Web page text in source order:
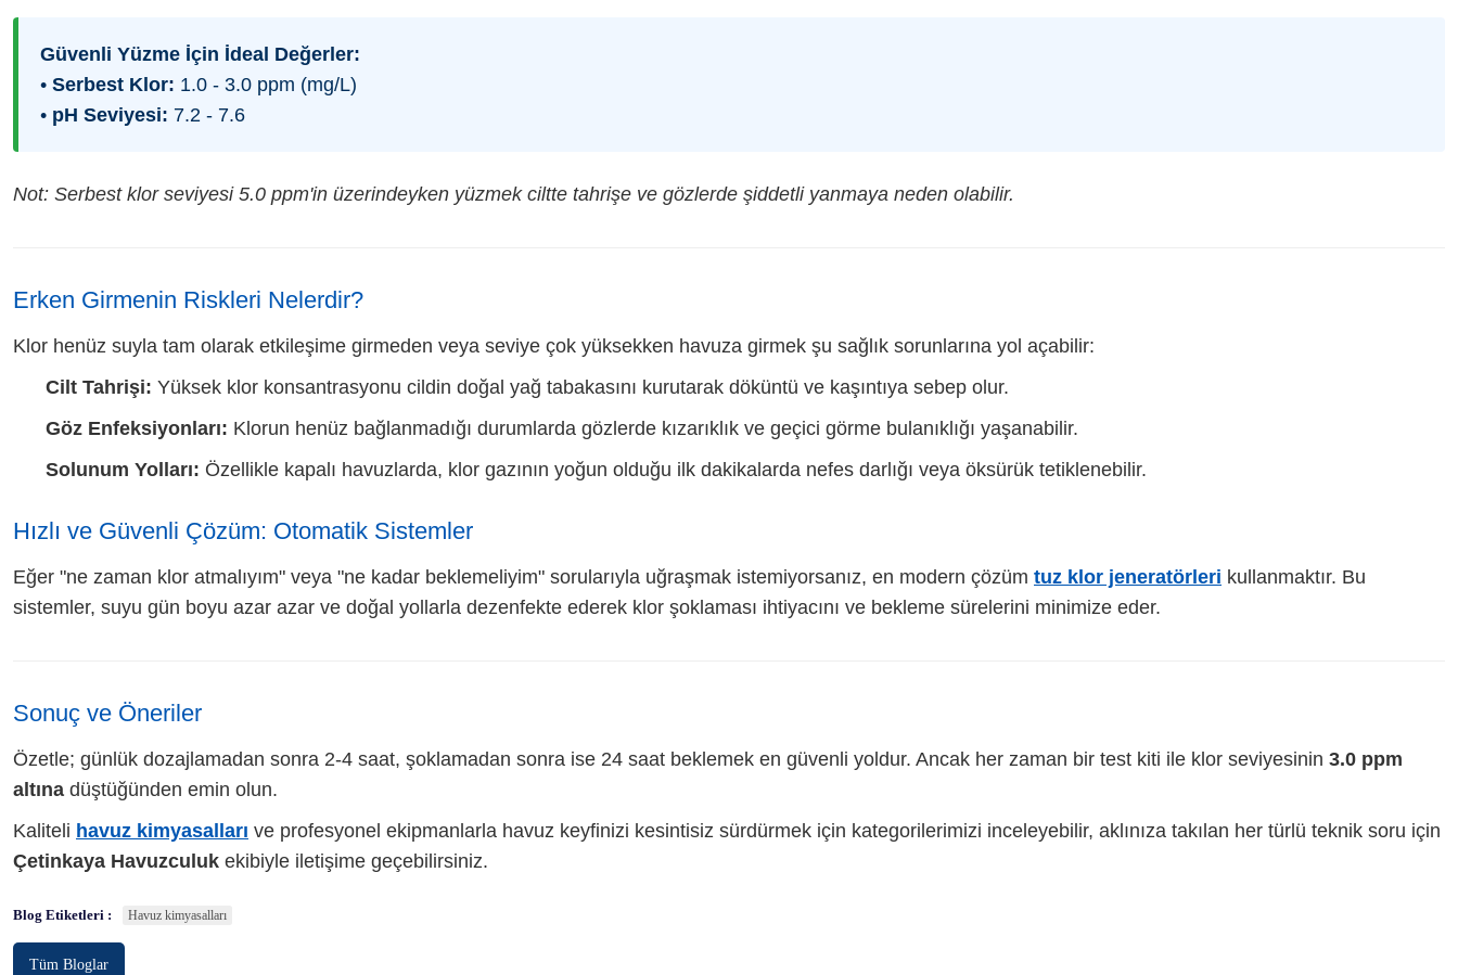
Güvenli Yüzme İçin İdeal Değerler:
• Serbest Klor: 1.0 - 3.0 ppm (mg/L)
• pH Seviyesi: 7.2 - 7.6
Not: Serbest klor seviyesi 5.0 ppm'in üzerindeyken yüzmek ciltte tahrişe ve gözlerde şiddetli yanmaya neden olabilir.
Erken Girmenin Riskleri Nelerdir?
Klor henüz suyla tam olarak etkileşime girmeden veya seviye çok yüksekken havuza girmek şu sağlık sorunlarına yol açabilir:
Cilt Tahrişi: Yüksek klor konsantrasyonu cildin doğal yağ tabakasını kurutarak döküntü ve kaşıntıya sebep olur.
Göz Enfeksiyonları: Klorun henüz bağlanmadığı durumlarda gözlerde kızarıklık ve geçici görme bulanıklığı yaşanabilir.
Solunum Yolları: Özellikle kapalı havuzlarda, klor gazının yoğun olduğu ilk dakikalarda nefes darlığı veya öksürük tetiklenebilir.
Hızlı ve Güvenli Çözüm: Otomatik Sistemler
Eğer "ne zaman klor atmalıyım" veya "ne kadar beklemeliyim" sorularıyla uğraşmak istemiyorsanız, en modern çözüm tuz klor jeneratörleri kullanmaktır. Bu
sistemler, suyu gün boyu azar azar ve doğal yollarla dezenfekte ederek klor şoklaması ihtiyacını ve bekleme sürelerini minimize eder.
Sonuç ve Öneriler
Özetle; günlük dozajlamadan sonra 2-4 saat, şoklamadan sonra ise 24 saat beklemek en güvenli yoldur. Ancak her zaman bir test kiti ile klor seviyesinin 3.0 ppm
altına düştüğünden emin olun.
Kaliteli havuz kimyasalları ve profesyonel ekipmanlarla havuz keyfinizi kesintisiz sürdürmek için kategorilerimizi inceleyebilir, aklınıza takılan her türlü teknik soru için
Çetinkaya Havuzculuk ekibiyle iletişime geçebilirsiniz.
Blog Etiketleri : Havuz kimyasalları
Tüm Bloglar